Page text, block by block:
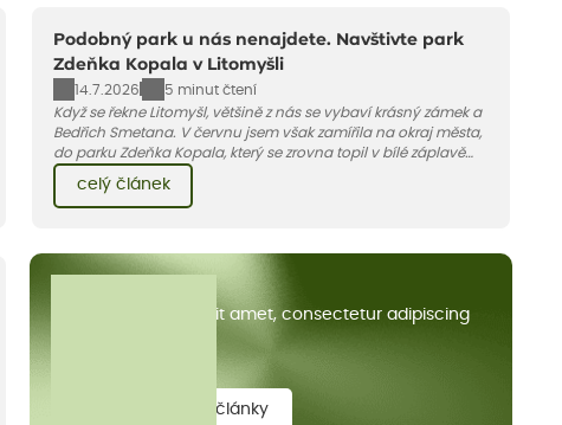
Podobný park u nás nenajdete. Navštivte park
Zdeňka Kopala v Litomyšli
14.7.2026
5 minut čtení
Když se řekne Litomyšl, většině z nás se vybaví krásný zámek a
Bedřich Smetana. V červnu jsem však zamířila na okraj města,
do parku Zdeňka Kopala, který se zrovna topil v bílé záplavě
kvetoucích kopretin. Fotky řeknou víc než slova, přidávám k
nim pár řádků o tom, jak tento jedinečný kus krajiny vznikl.
celý článek
Lorem ipsum dolor sit amet, consectetur adipiscing
zobrazit všechny články